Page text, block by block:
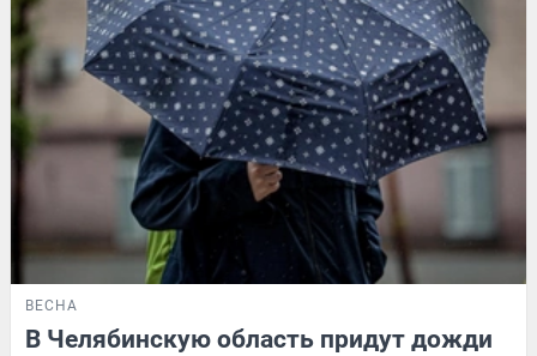
ВЕСНА
В Челябинскую область придут дожди